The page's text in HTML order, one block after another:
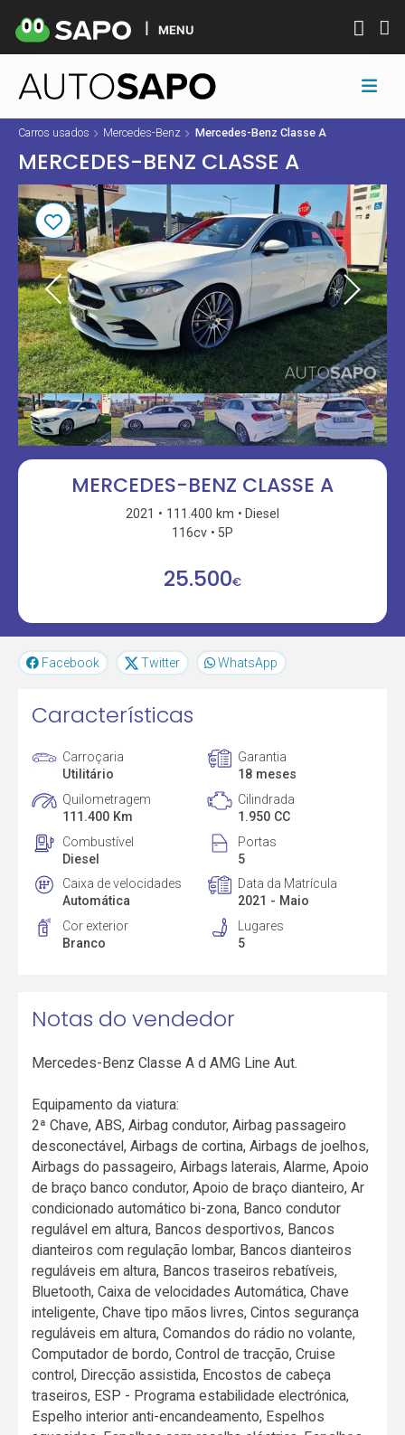
MENU
Carros usados Mercedes-Benz Mercedes-Benz Classe A
MERCEDES-BENZ CLASSE A
MERCEDES-BENZ CLASSE A
2021 111.400 km
Diesel
116cv
5P
25.500€
Facebook Twitter WhatsApp
Características
Carroçaria
Utilitário
Garantia
18 meses
Quilometragem
111.400 Km
Cilindrada
1.950 CC
Combustível
Diesel
Portas
5
Caixa de velocidades
Automática
Data da Matrícula
2021 - Maio
Cor exterior
Branco
Lugares
5
Notas do vendedor
Mercedes-Benz Classe A d AMG Line Aut.
Equipamento da viatura:
2ª Chave, ABS, Airbag condutor, Airbag passageiro
desconectável, Airbags de cortina, Airbags de joelhos,
Airbags do passageiro, Airbags laterais, Alarme, Apoio
de braço banco condutor, Apoio de braço dianteiro, Ar
condicionado automático bi-zona, Banco condutor
regulável em altura, Bancos desportivos, Bancos
dianteiros com regulação lombar, Bancos dianteiros
reguláveis em altura, Bancos traseiros rebatíveis,
Bluetooth, Caixa de velocidades Automática, Chave
inteligente, Chave tipo mãos livres, Cintos segurança
reguláveis em altura, Comandos do rádio no volante,
Computador de bordo, Control de tracção, Cruise
control, Direcção assistida, Encostos de cabeça
traseiros, ESP - Programa estabilidade electrónica,
Espelho interior anti-encandeamento, Espelhos